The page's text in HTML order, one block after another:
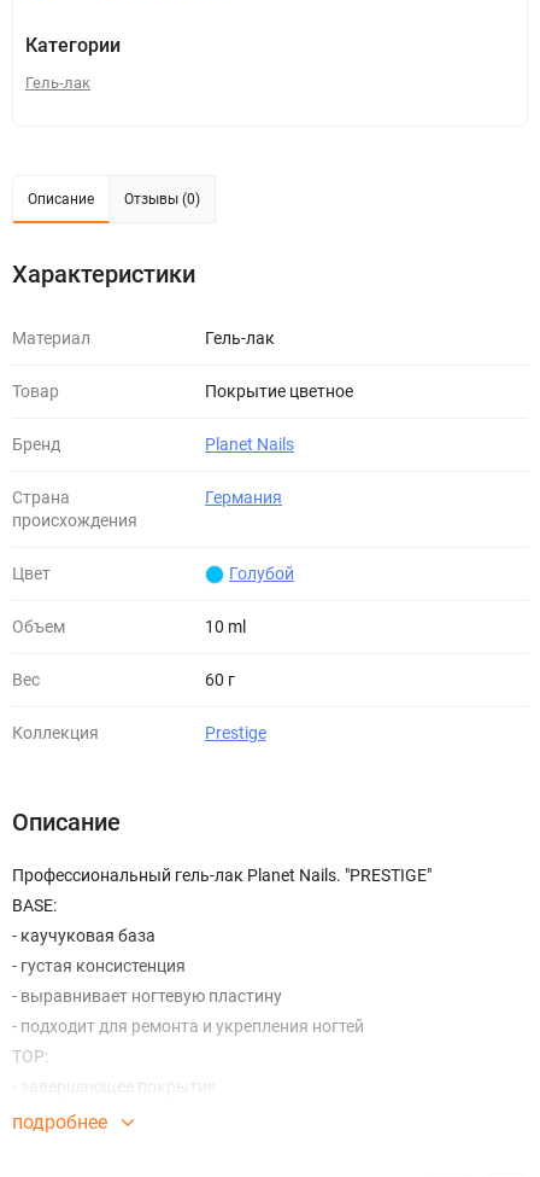
Категории
Гель-лак
Описание Отзывы (0)
Характеристики
Материал Гель-лак
Товар Покрытие цветное
Бренд Planet Nails
Страна
происхождения
Германия
Цвет Голубой
Объем 10 ml
Вес 60 г
Коллекция Prestige
Описание
Профессиональный гель-лак Planet Nails. "PRESTIGE"
BASE:
- каучуковая база
- густая консистенция
- выравнивает ногтевую пластину
- подходит для ремонта и укрепления ногтей
TOP:
- завершающее покрытие
- устойчивый блеск
подробнее